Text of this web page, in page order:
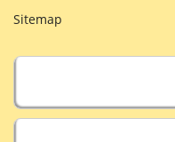
Sitemap